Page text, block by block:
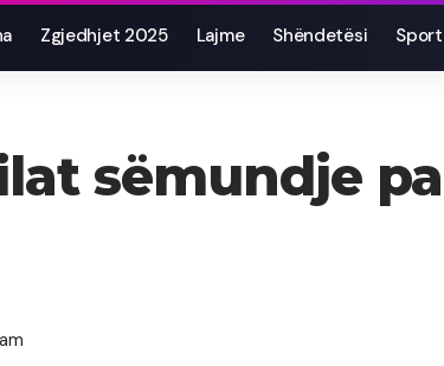
Zgjedhjet 2025 Lajme Shëndetësi Sport
sëmundje